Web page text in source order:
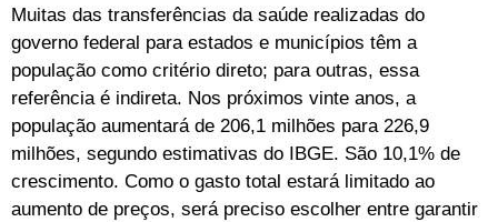
Muitas das transferências da saúde realizadas do
governo federal para estados e municípios têm a
população como critério direto; para outras, essa
referência é indireta. Nos próximos vinte anos, a
população aumentará de 206,1 milhões para 226,9
milhões, segundo estimativas do IBGE. São 10,1% de
crescimento. Como o gasto total estará limitado ao
aumento de preços, será preciso escolher entre garantir